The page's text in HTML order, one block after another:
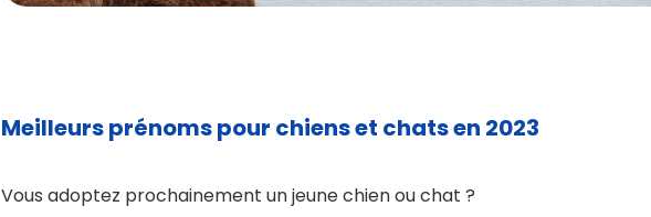
Meilleurs prénoms pour chiens et chats en 2023
Vous adoptez prochainement un jeune chien ou chat ?